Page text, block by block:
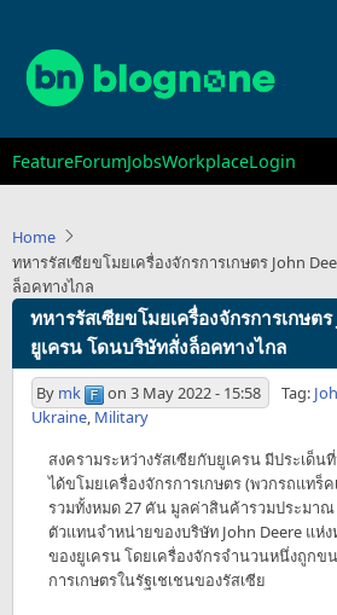
main
content
Main
navigation
FeatureForumJobsWorkplaceLogin
Home
ทหารรัสเซียขโมยเครื่องจักรการเกษตร John
ล็อคทางไกล
ทหารรัสเซียขโมยเครื่องจักรการเกษต
ยูเครน โดนบริษัทสั่งล็อคทางไกล
By mk on 3 May 2022 - 15:58 Tag:
Ukraine, Military
สงครามระหว่างรัสเซียกับยูเครน มีประเด็
ได้ขโมยเครื่องจักรการเกษตร (พวกรถแทร็ค
รวมทั้งหมด 27 คัน มูลค่าสินค้ารวมประมา
ตัวแทนจำหน่ายของบริษัท John Deere แห่
ของยูเครน โดยเครื่องจักรจำนวนหนึ่งถูกข
การเกษตรในรัฐเชเชนของรัสเซีย